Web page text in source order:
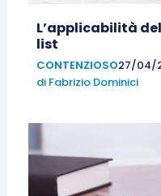
L’applicabilità
list
CONTENZIOSO27/04/
di Fabrizio Dominici